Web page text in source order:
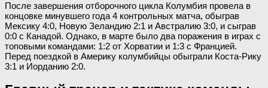
После завершения отборочного цикла Колумбия провела в
концовке минувшего года 4 контрольных матча, обыграв
Мексику 4:0, Новую Зеландию 2:1 и Австралию 3:0, и сыграв
0:0 с Канадой. Однако, в марте было два поражения в играх с
топовыми командами: 1:2 от Хорватии и 1:3 с Францией.
Перед поездкой в Америку колумбийцы обыграли Коста-Рику
3:1 и Иорданию 2:0.